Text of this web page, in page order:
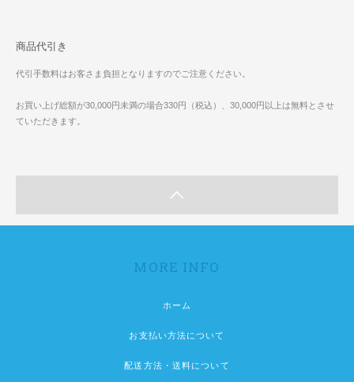
商品代引き
代引手数料はお客さま負担となりますのでご注意ください。
お買い上げ総額が30,000円未満の場合330円（税込）、30,000円以上は無料とさせ
ていただきます。
MORE INFO
ホーム
お支払い方法について
配送方法・送料について